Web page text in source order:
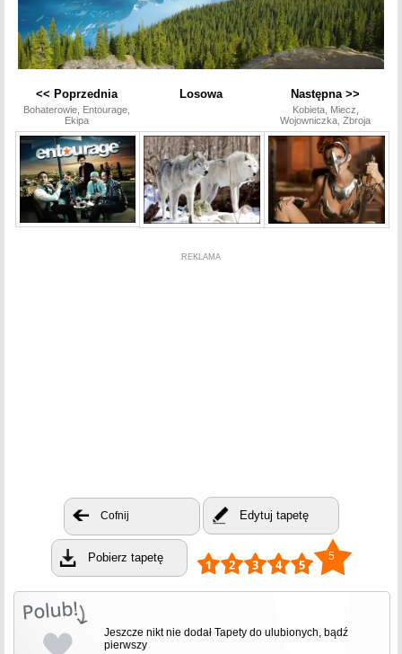
<< Poprzednia
Bohaterowie, Entourage,
Ekipa
Losowa Następna >>
Kobieta, Miecz,
Wojowniczka, Zbroja
REKLAMA
Cofnij Edytuj tapetę
Pobierz tapetę 5
Jeszcze nikt nie dodał Tapety do ulubionych, bądź
pierwszy